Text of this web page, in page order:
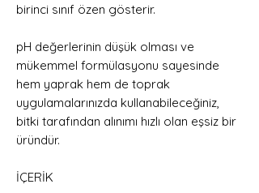
birinci sınıf özen gösterir.
pH değerlerinin düşük olması ve
mükemmel formülasyonu sayesinde
hem yaprak hem de toprak
uygulamalarınızda kullanabileceğiniz,
bitki tarafından alınımı hızlı olan eşsiz bir
üründür.
İÇERİK